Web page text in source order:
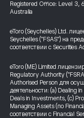
Registered Office: Level 3,
Australia
eToro (Seychelles) Ltd.
Seychelles ("FSAS") на
соответствии с Securities
eToro (ME) Limited
Regulatory Authority
Authorised Person для
деятельности: (a) Dealing
Deals in Investments, (c)
Managing Assets (по
соответствии с Financial